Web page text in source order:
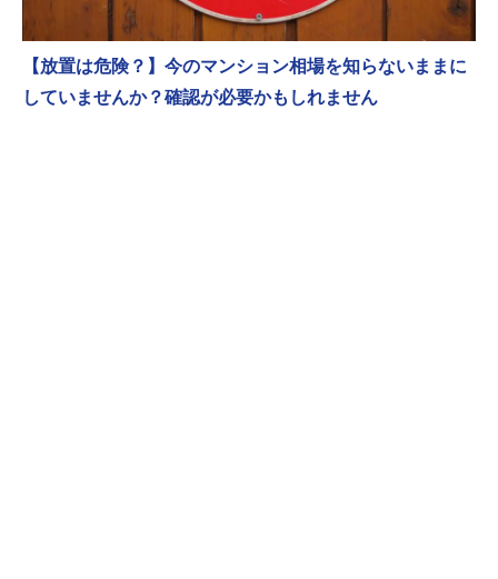
【放置は危険？】今のマンション相場を知らないままに
していませんか？確認が必要かもしれません